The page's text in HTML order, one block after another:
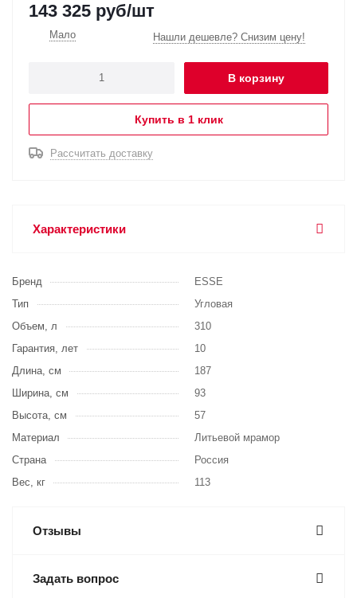
143 325 руб/шт
Мало Нашли дешевле? Снизим цену!
В корзину
Купить в 1 клик
Рассчитать доставку
Характеристики
Бренд
ESSE
Тип
Угловая
Объем, л
310
Гарантия, лет
10
Длина, см
187
Ширина, см
93
Высота, см
57
Материал
Литьевой мрамор
Страна
Россия
Вес, кг
113
Отзывы
Задать вопрос